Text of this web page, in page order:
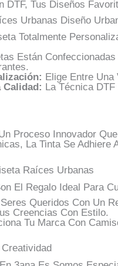
Tus Diseños
Urbanas Diseño
Totalmente
Están
Elige Entre
Calidad: La Técnica
Proceso Innovador
La Tinta Se
Raíces Urbanas
El Regalo Ideal Para
Queridos Con Un
Creencias Con Estilo.
Tu Marca Con